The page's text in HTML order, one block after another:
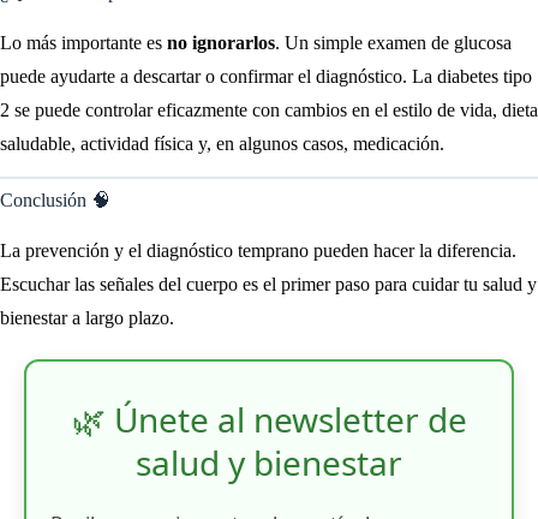
Lo más importante es no ignorarlos. Un simple examen de glucosa
puede ayudarte a descartar o confirmar el diagnóstico. La diabetes tipo
2 se puede controlar eficazmente con cambios en el estilo de vida, dieta
saludable, actividad física y, en algunos casos, medicación.
Conclusión 🧠
La prevención y el diagnóstico temprano pueden hacer la diferencia.
Escuchar las señales del cuerpo es el primer paso para cuidar tu salud y
bienestar a largo plazo.
🌿 Únete al newsletter de
salud y bienestar